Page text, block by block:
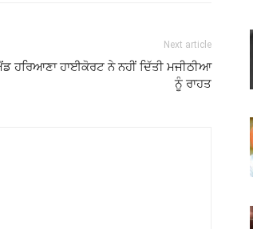
Next article
ਹਰਿਆਣਾ ਹਾਈਕੋਰਟ ਨੇ ਨਹੀਂ ਦਿੱਤੀ ਮਜੀਠੀਆ
ਨੂੰ ਰਾਹਤ